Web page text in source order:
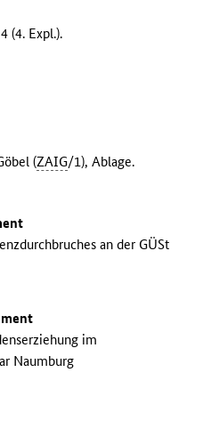
(4. Expl.).
(ZAIG/1), Ablage.
an der GÜSt
im
Naumburg